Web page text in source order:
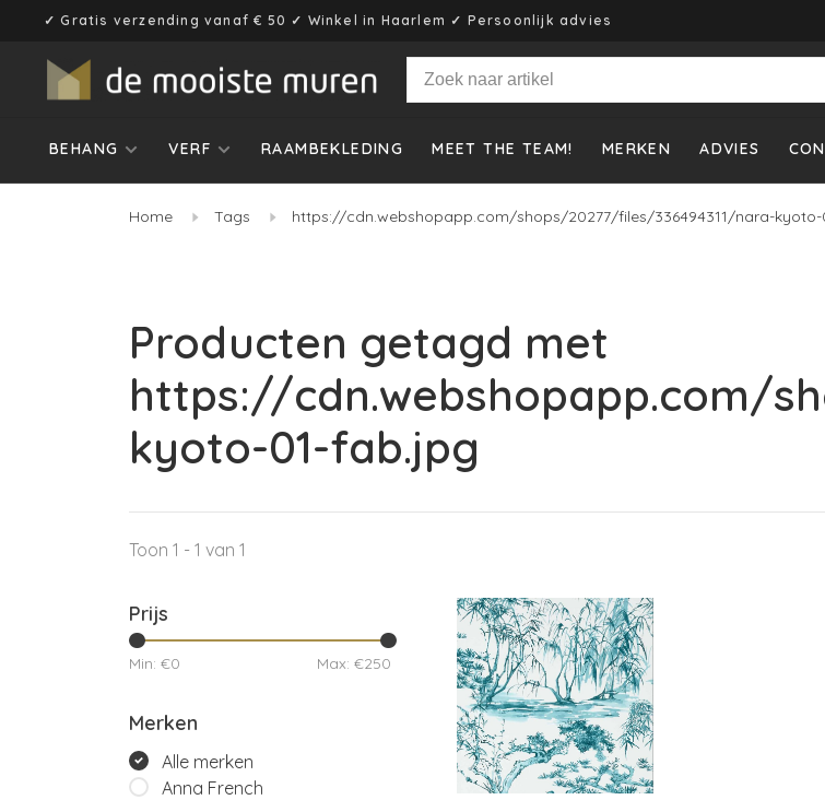
✓ Gratis verzending vanaf € 50 ✓ Winkel in Haarlem ✓ Persoonlijk advies
BEHANG VERF RAAMBEKLEDING MEET THE TEAM! MERKEN ADVIES
Home Tags https://cdn.webshopapp.com/shops/20277/files/336494311/nara-kyoto-
Producten getagd met
https://cdn.webshopapp.com/
kyoto-01-fab.jpg
Toon 1 - 1 van 1
Prijs
Min: €0 Max: €250
Merken
Alle merken
Anna French